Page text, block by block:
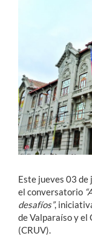
English
Este jueves 03 de
el conversatorio
desafíos”,
de Valparaíso y el
(CRUV).